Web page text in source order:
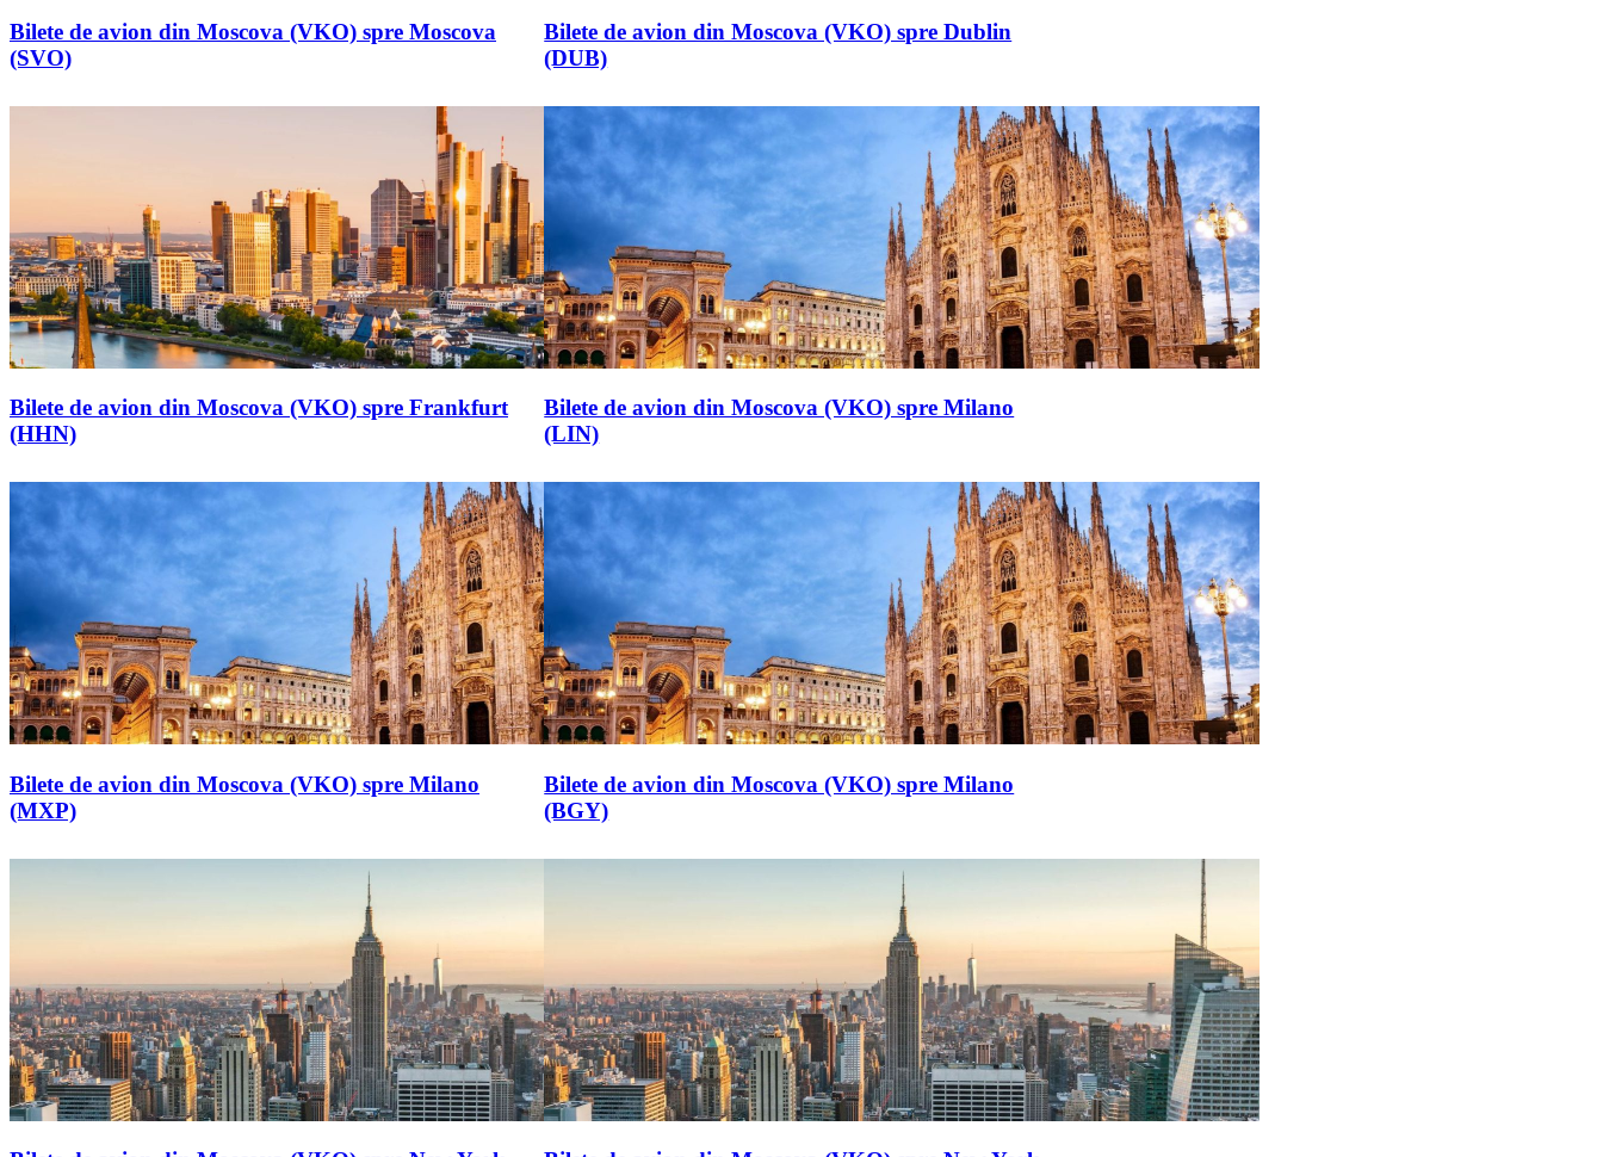
Bilete de avion din Moscova (VKO) spre Moscova
(SVO)
Bilete de avion din Moscova (VKO) spre Dublin
(DUB)
Bilete de avion din Moscova (VKO) spre Frankfurt
(HHN)
Bilete de avion din Moscova (VKO) spre Milano
(LIN)
Bilete de avion din Moscova (VKO) spre Milano
(MXP)
Bilete de avion din Moscova (VKO) spre Milano
(BGY)